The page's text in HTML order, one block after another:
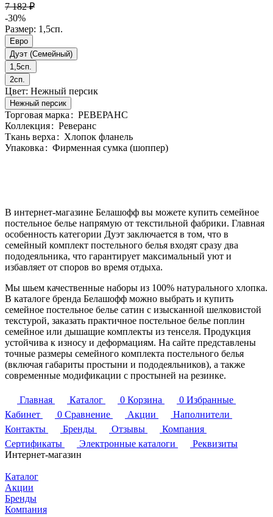
7 182 ₽
-30%
Размер: 1,5сп.
Евро
Дуэт (Семейный)
1,5сп.
2сп.
Цвет: Нежный персик
Нежный персик
Торговая марка : РЕВЕРАНС
Коллекция: Реверанс
Ткань верха : Хлопок фланель
Упаковка : Фирменная сумка (шоппер)
В интернет-магазине Белашофф вы можете купить семейное
постельное белье напрямую от текстильной фабрики. Главная
особенность категории Дуэт заключается в том, что в
семейный комплект постельного белья входят сразу два
пододеяльника, что гарантирует максимальный уют и
избавляет от споров во время отдыха.
Мы шьем качественные наборы из 100% натурального хлопка.
В каталоге бренда Белашофф можно выбрать и купить
семейное постельное белье сатин с изысканной шелковистой
текстурой, заказать практичное постельное белье поплин
семейное или дышащие комплекты из тенселя. Продукция
устойчива к износу и деформациям. На сайте представлены
точные размеры семейного комплекта постельного белья
(включая габариты простыни и пододеяльников), а также
современные модификации с простыней на резинке.
Главная Каталог 0 Корзина 0 Избранные
Кабинет
0 Сравнение Акции
Наполнители
Контакты
Бренды Отзывы
Компания
Сертификаты
Электронные каталоги
Реквизиты
Интернет-магазин
Каталог
Акции
Бренды
Компания